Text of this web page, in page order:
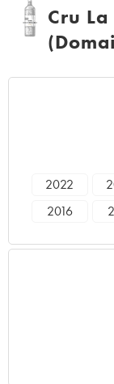
Cru
2022
2016